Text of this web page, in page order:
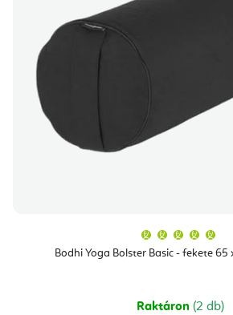
Bodhi Yoga Bolster Basic - fekete 65
Raktáron (2 db)